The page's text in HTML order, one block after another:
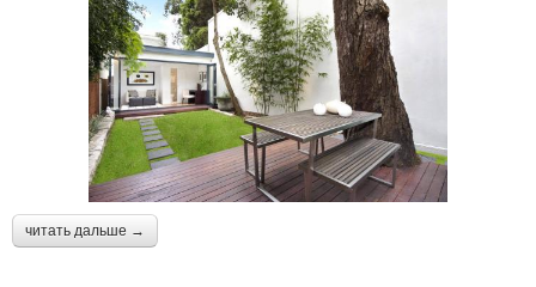
читать дальше →